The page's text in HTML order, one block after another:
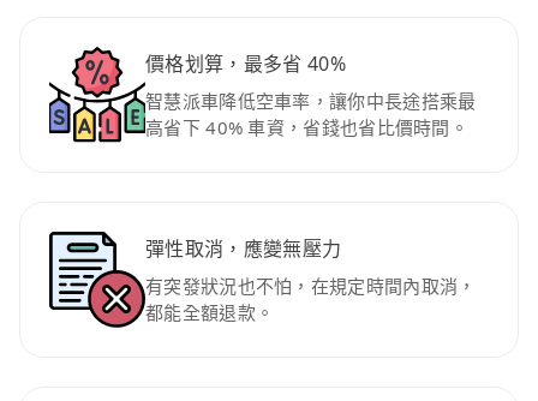
價格划算，最多省 40%
智慧派車降低空車率，讓你中長途搭乘最
高省下 40% 車資，省錢也省比價時間。
彈性取消，應變無壓力
有突發狀況也不怕，在規定時間內取消，
都能全額退款。